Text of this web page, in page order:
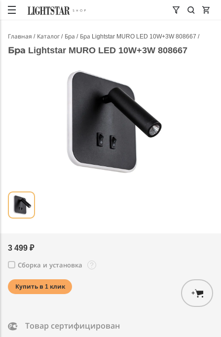
Главная Каталог Бра Бра Lightstar MURO LED 10W+3W 808667
Бра Lightstar MURO LED 10W+3W 808667
3 499 ₽
Сборка и установка ?
+
Купить в 1 клик
Товар сертифицирован